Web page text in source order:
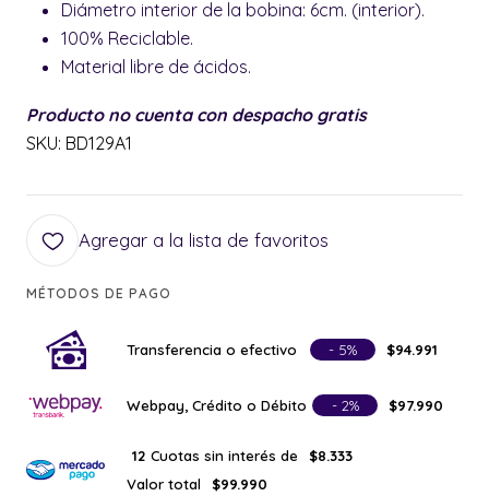
Diámetro interior de la bobina: 6cm. (interior).
100% Reciclable.
Material libre de ácidos.
Producto no cuenta con despacho gratis
SKU: BD129A1
Agregar a la lista de favoritos
MÉTODOS DE PAGO
Transferencia o efectivo - 5% $94.991
Webpay, Crédito o Débito - 2% $97.990
12 Cuotas sin interés de
$8.333
Valor total
$99.990